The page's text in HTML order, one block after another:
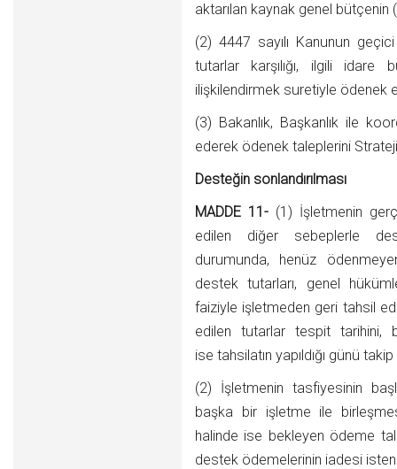
aktarılan kaynak genel
(2) 4447 sayılı Kanunun
tutarlar karşılığı, ilgili idare
ilişkilendirmek suretiyle ödenek
(3) Bakanlık, Başkanlık ile
ederek ödenek taleplerini
Desteğin sonlandırılması
MADDE 11- (1) İşletmenin
edilen diğer sebeplerle
durumunda, henüz
destek tutarları, genel
faiziyle işletmeden geri tahsil
edilen tutarlar tespit tarihini,
ise tahsilatın yapıldığı günü
(2) İşletmenin tasfiyesinin
başka bir işletme ile
halinde ise bekleyen ödeme
destek ödemelerinin iadesi